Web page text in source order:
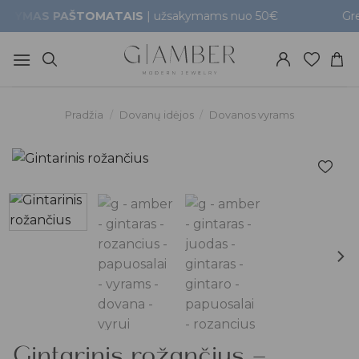
to
content
PAŠTOMATAIS| užsakymams nuo 50€
Pradžia Dovanų idėjos Dovanos vyrams